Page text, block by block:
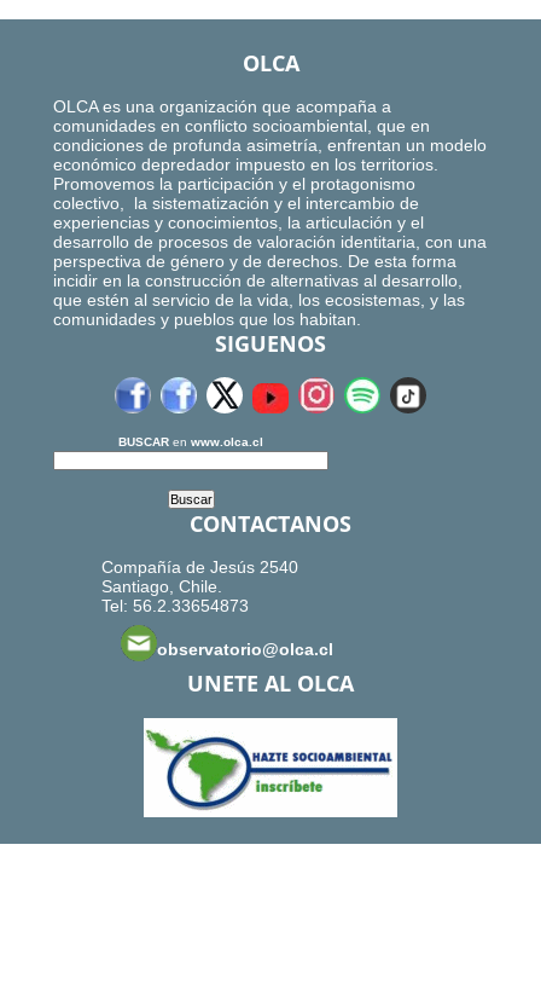
OLCA
OLCA es una organización que acompaña a
comunidades en conflicto socioambiental, que en
condiciones de profunda asimetría, enfrentan un modelo
económico depredador impuesto en los territorios.
Promovemos la participación y el protagonismo
colectivo, la sistematización y el intercambio de
experiencias y conocimientos, la articulación y el
desarrollo de procesos de valoración identitaria, con una
perspectiva de género y de derechos. De esta forma
incidir en la construcción de alternativas al desarrollo,
que estén al servicio de la vida, los ecosistemas, y las
comunidades y pueblos que los habitan.
SIGUENOS
BUSCAR en www.olca.cl
CONTACTANOS
Compañía de Jesús 2540
Santiago, Chile.
Tel: 56.2.33654873
observatorio@olca.cl
UNETE AL OLCA